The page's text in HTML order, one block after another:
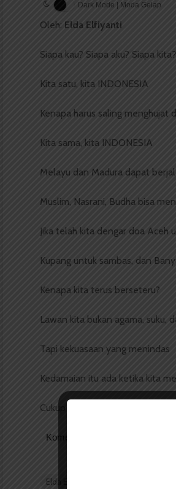
Dark Mode | Moda Gelap
Oleh: Elda Elfiyanti
Siapa kau? Siapa aku? Siapa kita?
Kita satu, kita INDONESIA
Kenapa harus saling menghujat
Kita sama, kita INDONESIA
Melayu dan Madura dapat
Muslim, Nasrani, Budha bisa
Jika telah kita dengar doa Aceh
Kupang untuk sambas, dan
Kenapa kita terus berseteru?
Lawan kita bukan agama, suku,
Tapi kekuasaan yang menindas
Kedamaian itu ada ketika kita
Cukup tebar senyum maka kita
Komentar Facebook Anda
Elda Elfiyanti